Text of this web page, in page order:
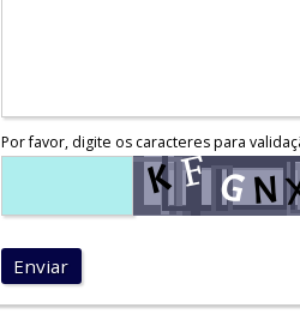
Por favor, digite os caracteres para
Enviar